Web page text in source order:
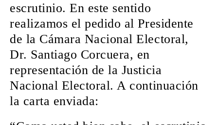
escrutinio. En este sentido
realizamos el pedido al Presidente
de la Cámara Nacional Electoral,
Dr. Santiago Corcuera, en
representación de la Justicia
Nacional Electoral. A continuación
la carta enviada: